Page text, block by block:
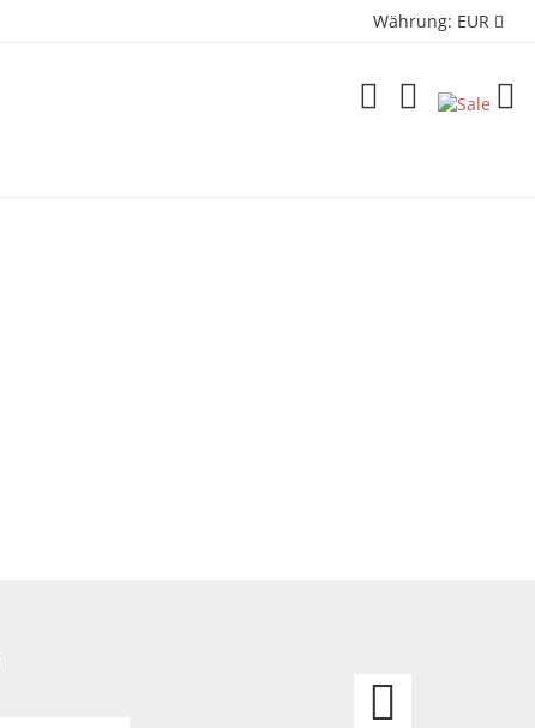
Währung: EUR